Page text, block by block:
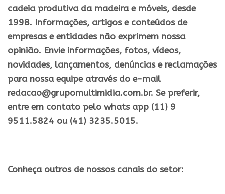
cadeia produtiva da madeira e móveis, desde
1998. Informações, artigos e conteúdos de
empresas e entidades não exprimem nossa
opinião. Envie informações, fotos, vídeos,
novidades, lançamentos, denúncias e reclamações
para nossa equipe através do e-mail
redacao@grupomultimidia.com.br. Se preferir,
entre em contato pelo whats app (11) 9
9511.5824 ou (41) 3235.5015.
Conheça outros de nossos canais do setor: